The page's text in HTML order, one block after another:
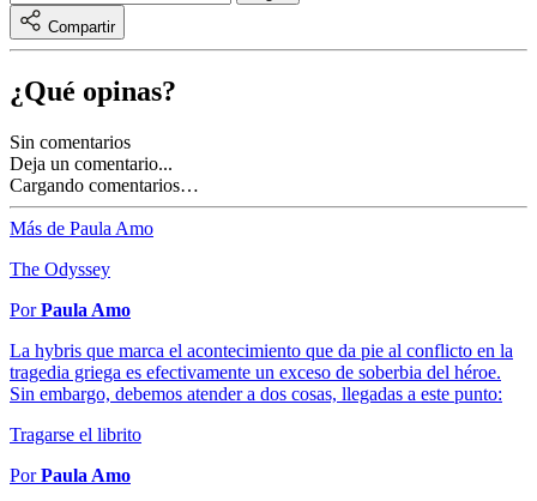
Compartir
¿Qué opinas?
Sin comentarios
Deja un comentario...
Cargando comentarios…
Más de Paula Amo
The Odyssey
PorPaula Amo
La hybris que marca el acontecimiento que da pie al conflicto en la
tragedia griega es efectivamente un exceso de soberbia del héroe.
Sin embargo, debemos atender a dos cosas, llegadas a este punto:
Tragarse el librito
PorPaula Amo